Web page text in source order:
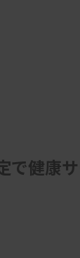
で健康